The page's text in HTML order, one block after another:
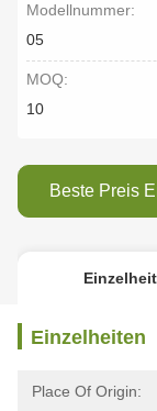
Modellnummer:
05
MOQ:
10
Beste Preis
Einzelheiten
Place Of Origin: